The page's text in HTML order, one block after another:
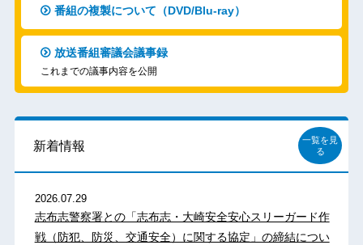
番組の複製について（DVD/Blu-ray）
放送番組審議会議事録
これまでの議事内容を公開
新着情報
一覧を見
る
2026.07.29
志布志警察署との「志布志・大崎安全安心スリーガード作
戦（防犯、防災、交通安全）に関する協定」の締結につい